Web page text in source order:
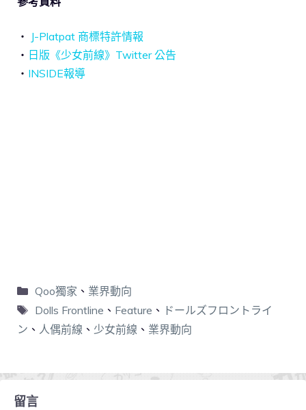
‧ J-Platpat 商標特許情報
‧ 日版《少女前線》Twitter 公告
‧ INSIDE報導
Qoo獨家 、 業界動向
Dolls Frontline 、 Feature 、 ドールズフロントライ
ン 、 人偶前線 、 少女前線 、 業界動向
留言